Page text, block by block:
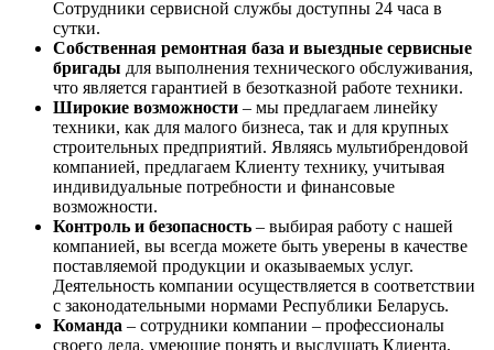
Сотрудники сервисной службы доступны 24 часа в
сутки.
Собственная ремонтная база и выездные сервисные
бригады для выполнения технического обслуживания,
что является гарантией в безотказной работе техники.
Широкие возможности – мы предлагаем линейку
техники, как для малого бизнеса, так и для крупных
строительных предприятий. Являясь мультибрендовой
компанией, предлагаем Клиенту технику, учитывая
индивидуальные потребности и финансовые
возможности.
Контроль и безопасность – выбирая работу с нашей
компанией, вы всегда можете быть уверены в качестве
поставляемой продукции и оказываемых услуг.
Деятельность компании осуществляется в соответствии
с законодательными нормами Республики Беларусь.
Команда – сотрудники компании – профессионалы
своего дела, умеющие понять и выслушать Клиента,